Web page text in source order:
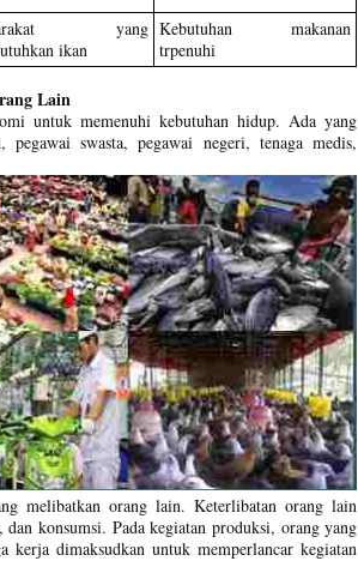
yang
ikan
Kebutuhan makanan
trpenuhi
Lain
untuk memenuhi kebutuhan hidup. Ada yang
swasta, pegawai negeri, tenaga medis,
melibatkan orang lain. Keterlibatan orang lain
konsumsi. Pada kegiatan produksi, orang yang
kerja dimaksudkan untuk memperlancar kegiatan